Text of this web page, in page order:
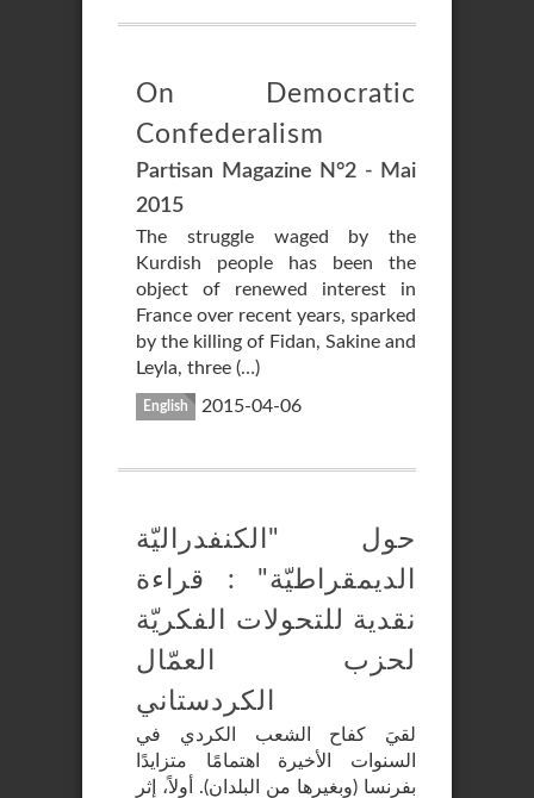
On Democratic
Confederalism
Partisan Magazine N°2 - Mai
2015
The struggle waged by the
Kurdish people has been the
object of renewed interest in
France over recent years, sparked
by the killing of Fidan, Sakine and
Leyla, three (…)
English 2015-04-06
حول "الكنفدراليّة
الديمقراطيّة" : قراءة
نقدية للتحولات الفكريّة
لحزب العمّال
الكردستاني
لقيَ كفاح الشعب الكردي في
السنوات الأخيرة اهتمامًا متزايدًا
بفرنسا (وبغيرها من البلدان). أولاً، إثر